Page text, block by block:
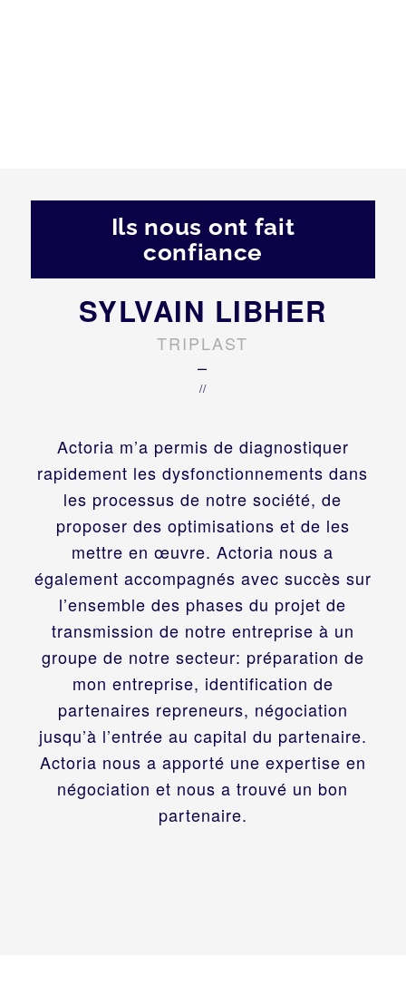
Ils nous ont fait
confiance
Actoria m’a permis de diagnostiquer
rapidement les dysfonctionnements dans
les processus de notre société, de
proposer des optimisations et de les
mettre en œuvre. Actoria nous a
également accompagnés avec succès sur
l’ensemble des phases du projet de
transmission de notre entreprise à un
groupe de notre secteur: préparation de
mon entreprise, identification de
partenaires repreneurs, négociation
jusqu’à l’entrée au capital du partenaire.
Actoria nous a apporté une expertise en
négociation et nous a trouvé un bon
partenaire.
SYLVAIN LIBHER
TRIPLAST
–
//